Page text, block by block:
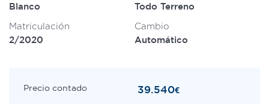
Blanco Todo Terreno
Matriculación
2/2020
Cambio
Automático
Precio contado 39.540€